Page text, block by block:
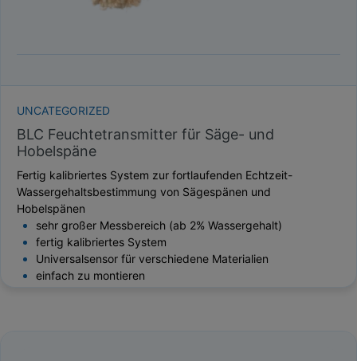
UNCATEGORIZED
BLC Feuchtetransmitter für Säge- und
Hobelspäne
Fertig kalibriertes System zur fortlaufenden Echtzeit-
Wassergehaltsbestimmung von Sägespänen und
Hobelspänen
sehr großer Messbereich (ab 2% Wassergehalt)
fertig kalibriertes System
Universalsensor für verschiedene Materialien
einfach zu montieren